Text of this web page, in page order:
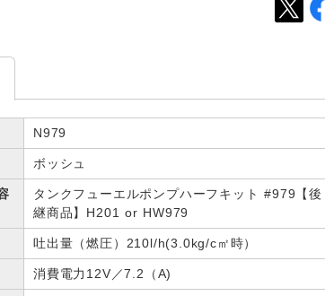
N979
ボッシュ
タンクフューエルポンプハーフキット #979【後
継商品】H201 or HW979
吐出量（燃圧）210l/h(3.0kg/c㎡時）
消費電力12V／7.2（A)